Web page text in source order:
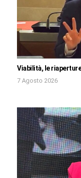
Viabilità, le
7 Agosto 2026